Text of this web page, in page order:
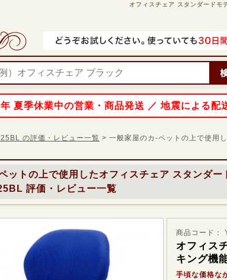
オフィスチェア スタンダード
夏季休業中の営業・商品発送 ／ 地震による配
の評価・レビュー一覧 > 一般家屋のカ-ペットの上で使用
ットの上で使用したオフィスチェア スタンダ
評価・レビュー一覧
商品コード：
オフィス
キング機
手頃な価格な